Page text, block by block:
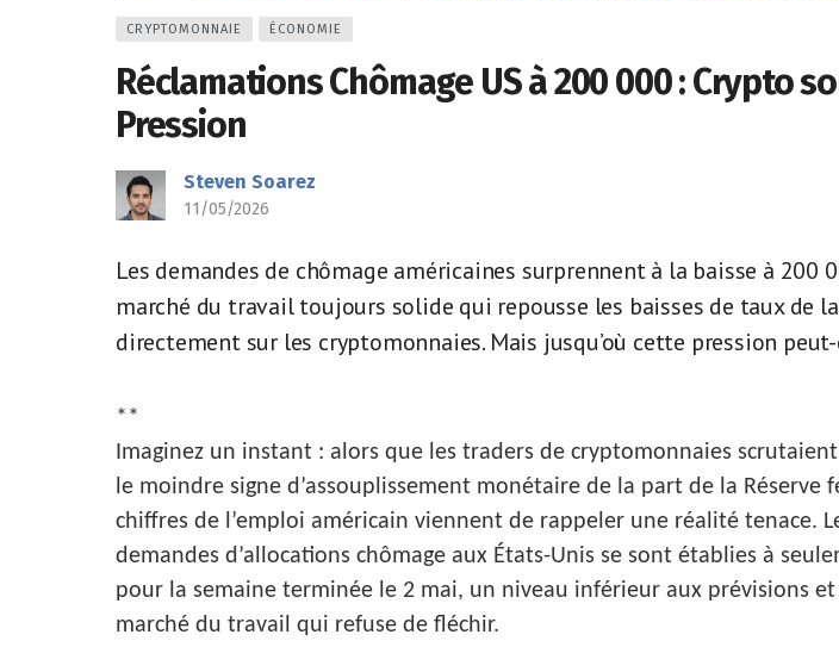
CRYPTOMONNAIE ÉCONOMIE
Réclamations Chômage US à 200 000 : Crypto
Pression
Steven Soarez
11/05/2026
Les demandes de chômage américaines surprennent à la baisse à 200
marché du travail toujours solide qui repousse les baisses de taux de
directement sur les cryptomonnaies. Mais jusqu’où cette pression
**
Imaginez un instant : alors que les traders de cryptomonnaies
le moindre signe d’assouplissement monétaire de la part de la Réserve
chiffres de l’emploi américain viennent de rappeler une réalité tenace.
demandes d’allocations chômage aux États-Unis se sont établies à
pour la semaine terminée le 2 mai, un niveau inférieur aux prévisions et
marché du travail qui refuse de fléchir.